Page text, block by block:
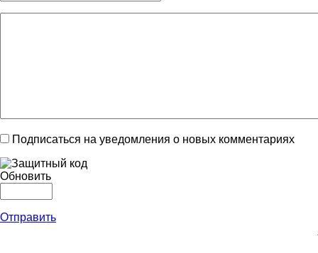
Подписаться на уведомления о новых комментариях
Обновить
Отправить